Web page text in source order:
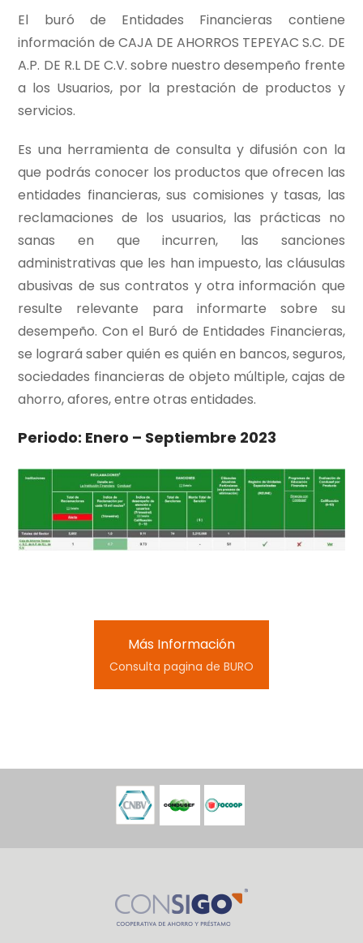
El buró de Entidades Financieras contiene
información de CAJA DE AHORROS TEPEYAC S.C. DE
A.P. DE R.L DE C.V. sobre nuestro desempeño frente
a los Usuarios, por la prestación de productos y
servicios.
Es una herramienta de consulta y difusión con la
que podrás conocer los productos que ofrecen las
entidades financieras, sus comisiones y tasas, las
reclamaciones de los usuarios, las prácticas no
sanas en que incurren, las sanciones
administrativas que les han impuesto, las cláusulas
abusivas de sus contratos y otra información que
resulte relevante para informarte sobre su
desempeño. Con el Buró de Entidades Financieras,
se logrará saber quién es quién en bancos, seguros,
sociedades financieras de objeto múltiple, cajas de
ahorro, afores, entre otras entidades.
Periodo: Enero – Septiembre 2023
Más Información
Consulta pagina de BURO